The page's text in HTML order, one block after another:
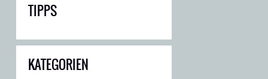
TIPPS
KATEGORIEN